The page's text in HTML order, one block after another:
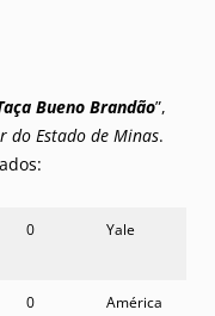
Bueno Brandão”,
do Estado de Minas.
0 Yale
0 América